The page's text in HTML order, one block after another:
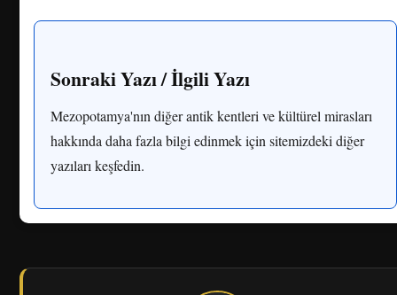
Sonraki Yazı / İlgili Yazı
Mezopotamya'nın diğer antik kentleri ve kültürel mirasları
hakkında daha fazla bilgi edinmek için sitemizdeki diğer
yazıları keşfedin.